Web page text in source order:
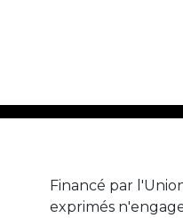
Financé par
exprimés